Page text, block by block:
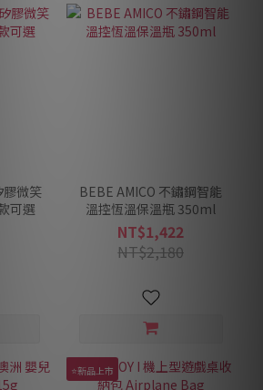
膠微笑
可選
BEBE AMICO 不鏽鋼智能
溫控恆溫保溫瓶 350ml
NT$1,422
NT$2,180
⭐新品上市